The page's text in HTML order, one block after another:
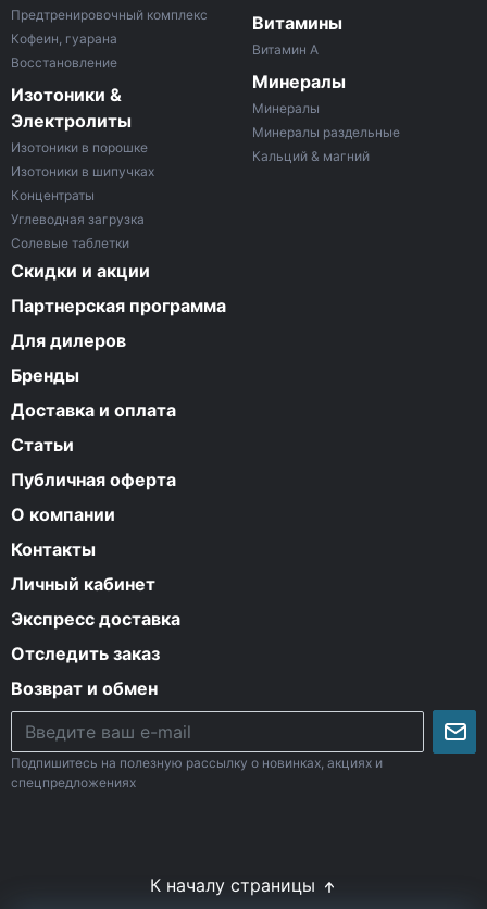
Предтренировочный комплекс
Кофеин, гуарана
Восстановление
Изотоники &
Электролиты
Изотоники в порошке
Изотоники в шипучках
Концентраты
Углеводная загрузка
Солевые таблетки
Витамины
Витамин A
Минералы
Минералы
Минералы раздельные
Кальций & магний
Скидки и акции
Партнерская программа
Для дилеров
Бренды
Доставка и оплата
Статьи
Публичная оферта
О компании
Контакты
Личный кабинет
Экспресс доставка
Отследить заказ
Возврат и обмен
Подпишитесь на полезную рассылку о новинках, акциях и
спецпредложениях
К началу страницы